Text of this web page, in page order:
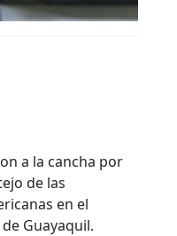
a la cancha por
de las
en el
Guayaquil.